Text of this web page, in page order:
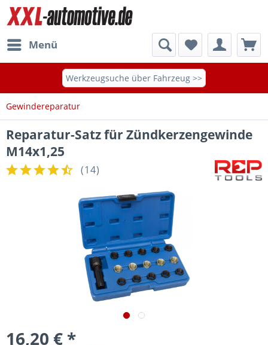
Menü
Werkzeugsuche über Fahrzeug >>
Gewindereparatur
Reparatur-Satz für Zündkerzengewinde
M14x1,25
(14)
16,20 € *